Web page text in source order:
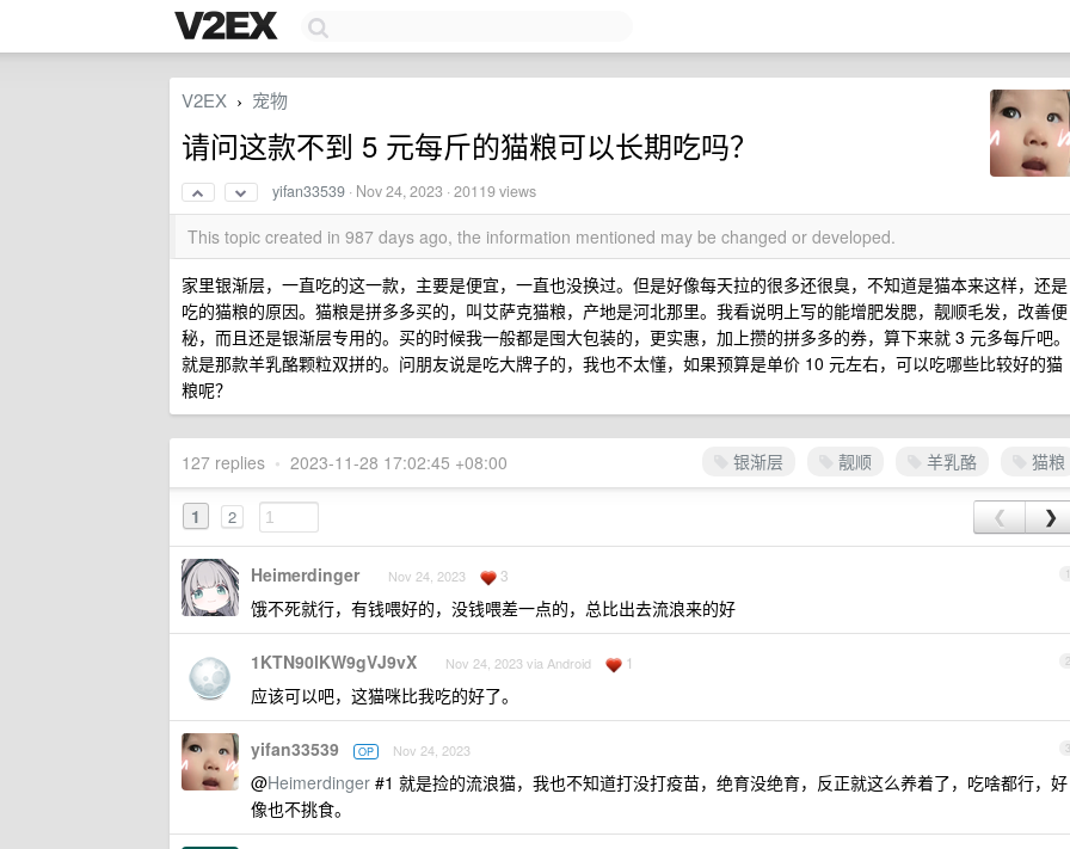
V2EX › 宠物
请问这款不到 5 元每斤的猫粮可以长期吃吗？
yifan33539 · Nov 24, 2023 · 20119 views
This topic created in 987 days ago, the information mentioned may be changed or developed.
家里银渐层，一直吃的这一款，主要是便宜，一直也没换过。但是好像每天拉的很多还很臭，不知道是猫本来这样，还是
吃的猫粮的原因。猫粮是拼多多买的，叫艾萨克猫粮，产地是河北那里。我看说明上写的能增肥发腮，靓顺毛发，改善便
秘，而且还是银渐层专用的。买的时候我一般都是囤大包装的，更实惠，加上攒的拼多多的券，算下来就 3 元多每斤吧。
就是那款羊乳酪颗粒双拼的。问朋友说是吃大牌子的，我也不太懂，如果预算是单价 10 元左右，可以吃哪些比较好的猫
粮呢？
银渐层 靓顺 羊乳酪 猫粮
127 replies • 2023-11-28 17:02:45 +08:00
1 2 ❮ ❯
1
Heimerdinger Nov 24, 2023 3
饿不死就行，有钱喂好的，没钱喂差一点的，总比出去流浪来的好
2
1KTN90lKW9gVJ9vX Nov 24, 2023 via Android 1
应该可以吧，这猫咪比我吃的好了。
3
yifan33539 OP Nov 24, 2023
@Heimerdinger #1 就是捡的流浪猫，我也不知道打没打疫苗，绝育没绝育，反正就这么养着了，吃啥都行，好
像也不挑食。